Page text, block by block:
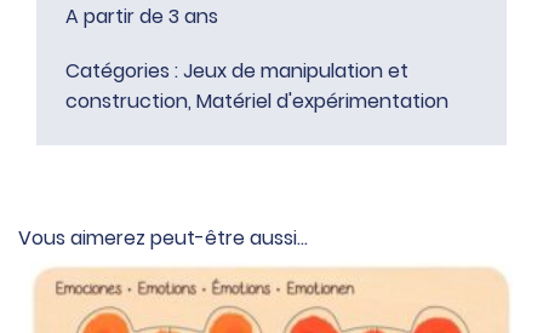
A partir de 3 ans
Catégories :Jeux de manipulation et
construction, Matériel d'expérimentation
Vous aimerez peut-être aussi…